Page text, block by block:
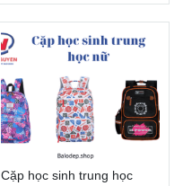
của con bạn để tránh
chúng bị gù. Cặp học sinh
cũng là một trong những
cách trẻ em có thể thể hiện
cá tính của mình ở
trường. Vì vậy, khi bạn
đang tìm mua cặp học sinh,
hãy nhớ lưu ý cả chức năng
và thiết kế nhé!
Cặp học sinh trung học